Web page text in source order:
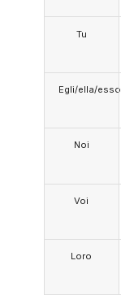
Tu
Egli/ella/esso
Noi
Voi
Loro